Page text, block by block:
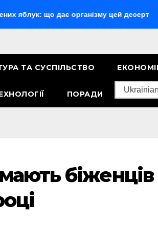
що дає організму цей десерт
ТА СУСПІЛЬСТВО
ПОРАДИ
біженців